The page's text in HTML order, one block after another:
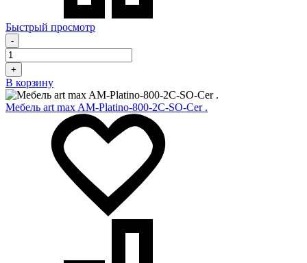
Быстрый просмотр
-
+
В корзину
Мебель art max AM-Platino-800-2C-SO-Cer .